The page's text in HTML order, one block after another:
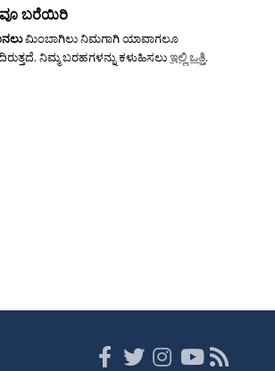
ಬರೆಯಿರಿ
ಮಿಂಬಾಗಿಲು ನಿಮಗಾಗಿ ಯಾವಾಗಲೂ
ನಿಮ್ಮ ಬರಹಗಳನ್ನು ಕಳುಹಿಸಲುಇಲ್ಲಿ ಒತ್ತಿ.